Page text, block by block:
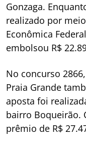
Gonzaga.
realizado por
Econômica
embolsou R$
No concurso
Praia Grande
aposta foi
bairro Boqueirão.
prêmio de R$